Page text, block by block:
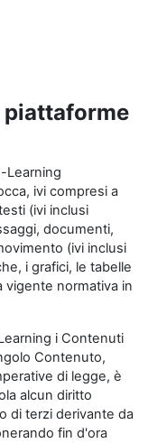
piattaforme
Learning
ivi compresi a
(ivi inclusi
documenti,
(ivi inclusi
i grafici, le tabelle
vigente normativa in
i Contenuti
Contenuto,
di legge, è
alcun diritto
di terzi derivante da
fin d'ora